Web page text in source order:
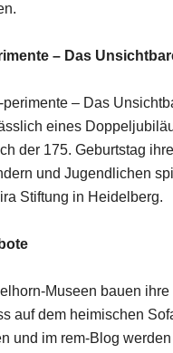
– Das
perimente – Das
eines
der 175. Geburtstag
und Jugendlichen
Stiftung in Heidelberg.
Museen bauen
auf dem heimischen
und im rem-Blog